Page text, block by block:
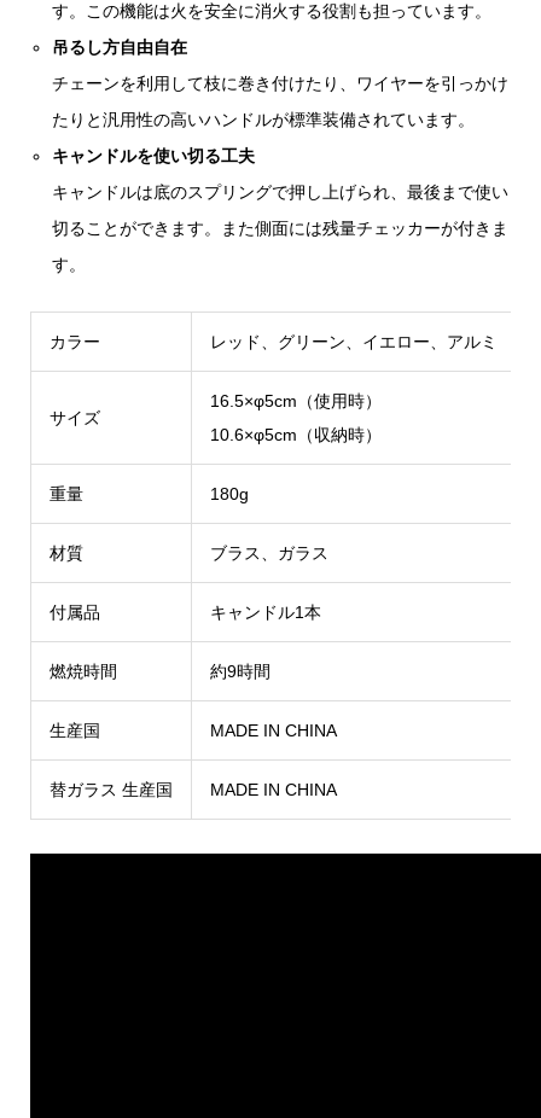
す。この機能は火を安全に消火する役割も担っています。
吊るし方自由自在
チェーンを利用して枝に巻き付けたり、ワイヤーを引っかけ
たりと汎用性の高いハンドルが標準装備されています。
キャンドルを使い切る工夫
キャンドルは底のスプリングで押し上げられ、最後まで使い
切ることができます。また側面には残量チェッカーが付きま
す。
カラー レッド、グリーン、イエロー、アルミ
サイズ
16.5×φ5cm（使用時）
10.6×φ5cm（収納時）
重量 180g
材質 ブラス、ガラス
付属品 キャンドル1本
燃焼時間 約9時間
生産国 MADE IN CHINA
替ガラス 生産国 MADE IN CHINA